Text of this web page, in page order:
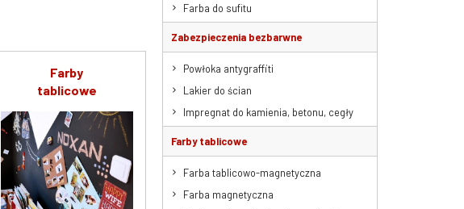
Farby
tablicowe
Farba do sufitu
Zabezpieczenia bezbarwne
Powłoka antygraffiti
Lakier do ścian
Impregnat do kamienia, betonu, cegły
Farby tablicowe
Farba tablicowo-magnetyczna
Farba magnetyczna